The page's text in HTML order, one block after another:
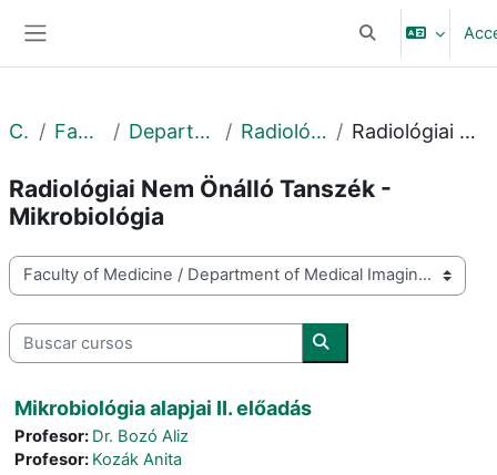
Selector de
Cursos Faculty of Medicine Department of Medical Imaging Radiológia Nem Önálló Tanszék Radiológiai Nem Önálló Tanszék - Mikrobiológia
Radiológiai Nem Önálló Tanszék -
Mikrobiológia
Categorías
Buscar cursos
Buscar cursos
Mikrobiológia alapjai II. előadás
Profesor: Dr. Bozó Aliz
Profesor: Kozák Anita